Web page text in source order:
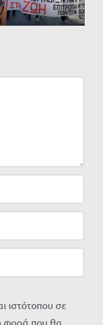
ιστότοπου σε
φορά που θα